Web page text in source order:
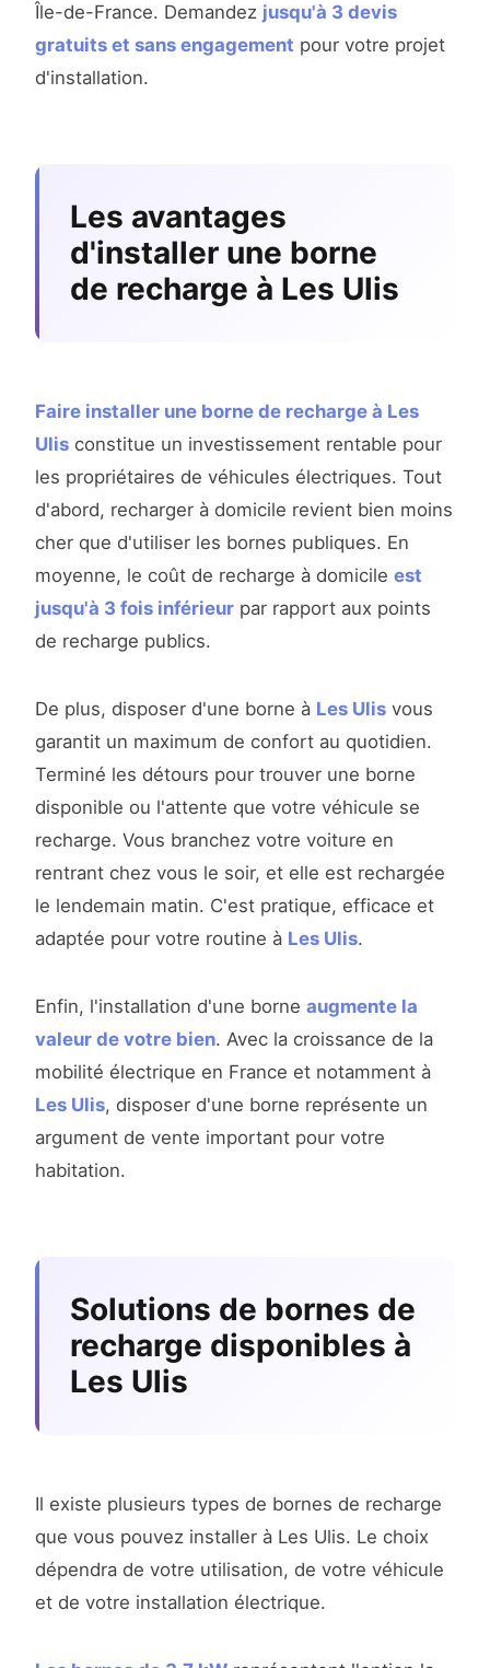
Île-de-France. Demandez jusqu'à 3 devis
gratuits et sans engagement pour votre projet
d'installation.
Les avantages
d'installer une borne
de recharge à Les Ulis
Faire installer une borne de recharge à Les
Ulis constitue un investissement rentable pour
les propriétaires de véhicules électriques. Tout
d'abord, recharger à domicile revient bien moins
cher que d'utiliser les bornes publiques. En
moyenne, le coût de recharge à domicile est
jusqu'à 3 fois inférieur par rapport aux points
de recharge publics.
De plus, disposer d'une borne à Les Ulis vous
garantit un maximum de confort au quotidien.
Terminé les détours pour trouver une borne
disponible ou l'attente que votre véhicule se
recharge. Vous branchez votre voiture en
rentrant chez vous le soir, et elle est rechargée
le lendemain matin. C'est pratique, efficace et
adaptée pour votre routine à Les Ulis.
Enfin, l'installation d'une borne augmente la
valeur de votre bien. Avec la croissance de la
mobilité électrique en France et notamment à
Les Ulis, disposer d'une borne représente un
argument de vente important pour votre
habitation.
Solutions de bornes de
recharge disponibles à
Les Ulis
Il existe plusieurs types de bornes de recharge
que vous pouvez installer à Les Ulis. Le choix
dépendra de votre utilisation, de votre véhicule
et de votre installation électrique.